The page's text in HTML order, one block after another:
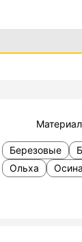
Материал
Березовые
Ольха
Осина